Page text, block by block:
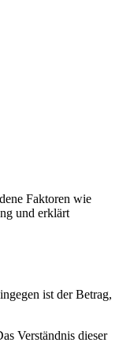
Faktoren wie
und erklärt
ist der Betrag,
Verständnis dieser